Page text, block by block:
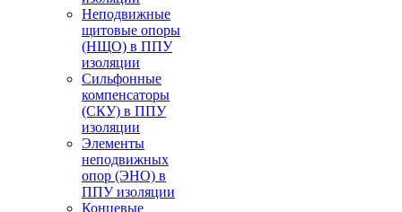
Неподвижные
щитовые опоры
(НЩО) в ППУ
изоляции
Cильфонные
компенсаторы
(СКУ) в ППУ
изоляции
Элементы
неподвижных
опор (ЭНО) в
ППУ изоляции
Концевые